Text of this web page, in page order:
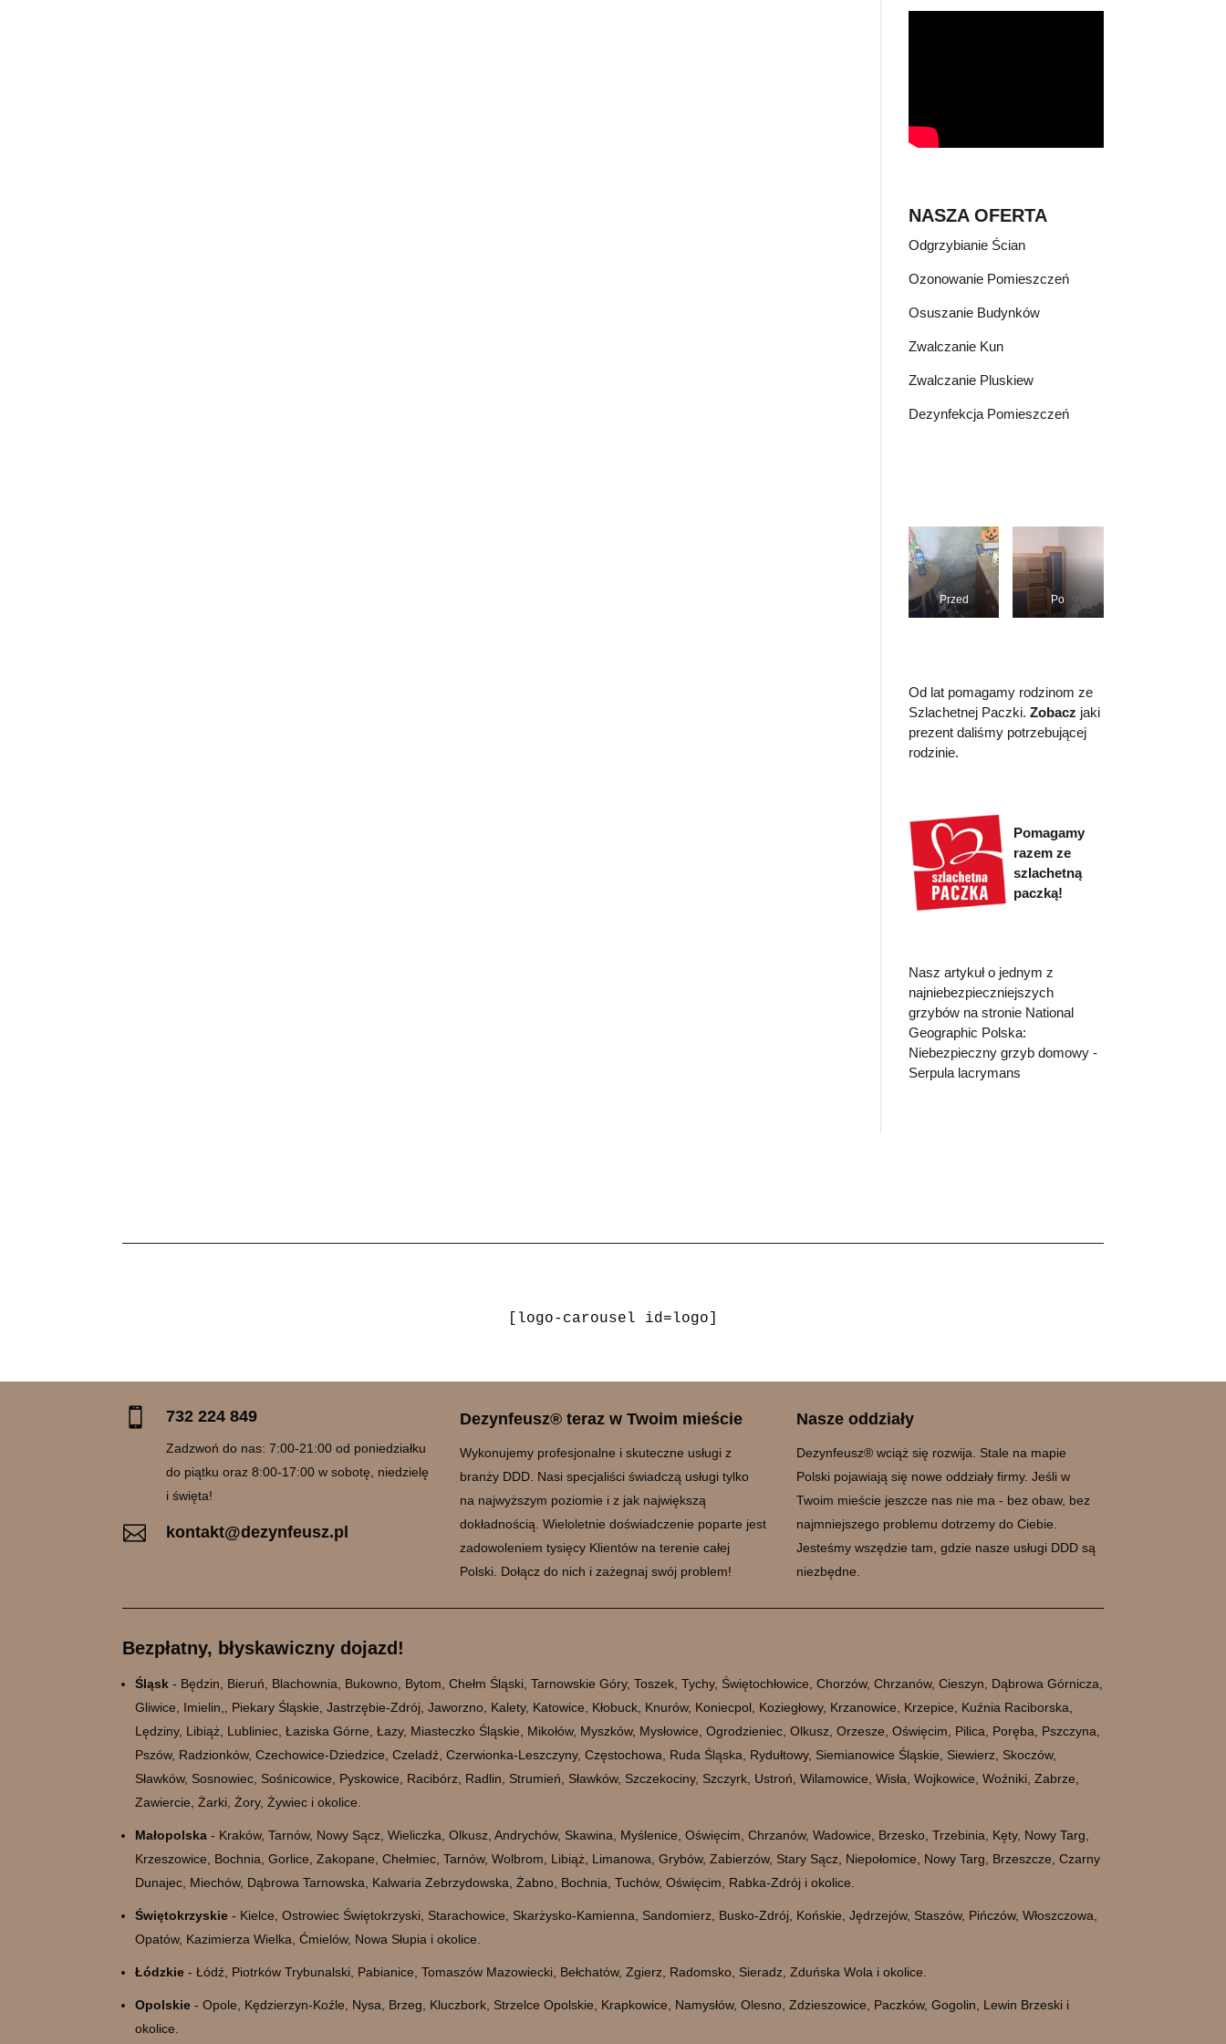
NASZA OFERTA
Odgrzybianie Ścian
Ozonowanie Pomieszczeń
Osuszanie Budynków
Zwalczanie Kun
Zwalczanie Pluskiew
Dezynfekcja Pomieszczeń
Przed Po
Od lat pomagamy rodzinom ze
Szlachetnej Paczki. Zobacz jaki
prezent daliśmy potrzebującej
rodzinie.
Pomagamy
razem ze
szlachetną
paczką!
Nasz artykuł o jednym z
najniebezpieczniejszych
grzybów na stronie National
Geographic Polska:
Niebezpieczny grzyb domowy -
Serpula lacrymans
[logo-carousel id=logo]
732 224 849
Zadzwoń do nas: 7:00-21:00 od poniedziałku
do piątku oraz 8:00-17:00 w sobotę, niedzielę
i święta!
 kontakt@dezynfeusz.pl
Dezynfeusz® teraz w Twoim mieście
Wykonujemy profesjonalne i skuteczne usługi z
branży DDD. Nasi specjaliści świadczą usługi tylko
na najwyższym poziomie i z jak największą
dokładnością. Wieloletnie doświadczenie poparte jest
zadowoleniem tysięcy Klientów na terenie całej
Polski. Dołącz do nich i zażegnaj swój problem!
Nasze oddziały
Dezynfeusz® wciąż się rozwija. Stale na mapie
Polski pojawiają się nowe oddziały firmy. Jeśli w
Twoim mieście jeszcze nas nie ma - bez obaw, bez
najmniejszego problemu dotrzemy do Ciebie.
Jesteśmy wszędzie tam, gdzie nasze usługi DDD są
niezbędne.
Bezpłatny, błyskawiczny dojazd!
Śląsk - Będzin, Bieruń, Blachownia, Bukowno, Bytom, Chełm Śląski, Tarnowskie Góry, Toszek, Tychy, Świętochłowice, Chorzów, Chrzanów, Cieszyn, Dąbrowa Górnicza,
Gliwice, Imielin,, Piekary Śląskie, Jastrzębie-Zdrój, Jaworzno, Kalety, Katowice, Kłobuck, Knurów, Koniecpol, Koziegłowy, Krzanowice, Krzepice, Kuźnia Raciborska,
Lędziny, Libiąż, Lubliniec, Łaziska Górne, Łazy, Miasteczko Śląskie, Mikołów, Myszków, Mysłowice, Ogrodzieniec, Olkusz, Orzesze, Oświęcim, Pilica, Poręba, Pszczyna,
Pszów, Radzionków, Czechowice-Dziedzice, Czeladź, Czerwionka-Leszczyny, Częstochowa, Ruda Śląska, Rydułtowy, Siemianowice Śląskie, Siewierz, Skoczów,
Sławków, Sosnowiec, Sośnicowice, Pyskowice, Racibórz, Radlin, Strumień, Sławków, Szczekociny, Szczyrk, Ustroń, Wilamowice, Wisła, Wojkowice, Woźniki, Zabrze,
Zawiercie, Żarki, Żory, Żywiec i okolice.
Małopolska - Kraków, Tarnów, Nowy Sącz, Wieliczka, Olkusz, Andrychów, Skawina, Myślenice, Oświęcim, Chrzanów, Wadowice, Brzesko, Trzebinia, Kęty, Nowy Targ,
Krzeszowice, Bochnia, Gorlice, Zakopane, Chełmiec, Tarnów, Wolbrom, Libiąż, Limanowa, Grybów, Zabierzów, Stary Sącz, Niepołomice, Nowy Targ, Brzeszcze, Czarny
Dunajec, Miechów, Dąbrowa Tarnowska, Kalwaria Zebrzydowska, Żabno, Bochnia, Tuchów, Oświęcim, Rabka-Zdrój i okolice.
Świętokrzyskie - Kielce, Ostrowiec Świętokrzyski, Starachowice, Skarżysko-Kamienna, Sandomierz, Busko-Zdrój, Końskie, Jędrzejów, Staszów, Pińczów, Włoszczowa,
Opatów, Kazimierza Wielka, Ćmielów, Nowa Słupia i okolice.
Łódzkie - Łódź, Piotrków Trybunalski, Pabianice, Tomaszów Mazowiecki, Bełchatów, Zgierz, Radomsko, Sieradz, Zduńska Wola i okolice.
Opolskie - Opole, Kędzierzyn-Koźle, Nysa, Brzeg, Kluczbork, Strzelce Opolskie, Krapkowice, Namysłów, Olesno, Zdzieszowice, Paczków, Gogolin, Lewin Brzeski i
okolice.